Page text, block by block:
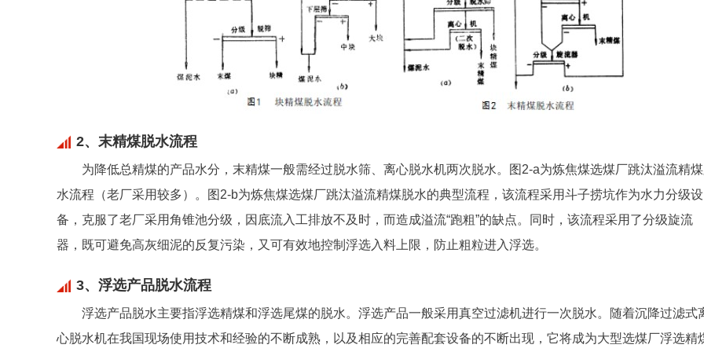
2、末精煤脱水流程
为降低总精煤的产品水分，末精煤一般需经过脱水筛、离心脱水机两次脱水。图2-a为炼焦煤选煤厂跳汰溢流精
水流程（老厂采用较多）。图2-b为炼焦煤选煤厂跳汰溢流精煤脱水的典型流程，该流程采用斗子捞坑作为水力分级设
备，克服了老厂采用角锥池分级，因底流入工排放不及时，而造成溢流“跑粗”的缺点。同时，该流程采用了分级旋流
器，既可避免高灰细泥的反复污染，又可有效地控制浮选入料上限，防止粗粒进入浮选。
3、浮选产品脱水流程
浮选产品脱水主要指浮选精煤和浮选尾煤的脱水。浮选产品一般采用真空过滤机进行一次脱水。随着沉降过滤式
心脱水机在我国现场使用技术和经验的不断成熟，以及相应的完善配套设备的不断出现，它将成为大型选煤厂浮选精